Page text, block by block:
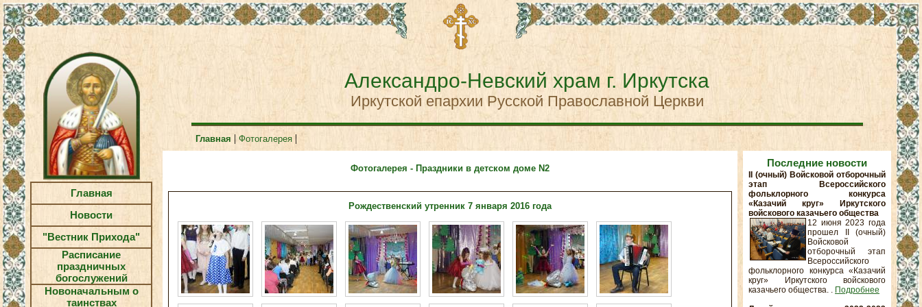
Главная
Новости
"Вестник Прихода"
Расписание
праздничных
богослужений
Новоначальным о
таинствах
Александро-Невский храм г. Иркутска
Иркутской епархии Русской Православной Церкви
Главная | Фотогалерея |
Фотогалерея - Праздники в детском доме N2
Рождественский утренник 7 января 2016 года
Последние новости
II (очный) Войсковой отборочный
этап Всероссийского
фольклорного конкурса
«Казачий круг» Иркутского
войскового казачьего общества
12 июня 2023 года
прошел II (очный)
Войсковой
отборочный этап
Всероссийского
фольклорного конкурса «Казачий
круг» Иркутского войскового
казачьего общества. . Подробнее